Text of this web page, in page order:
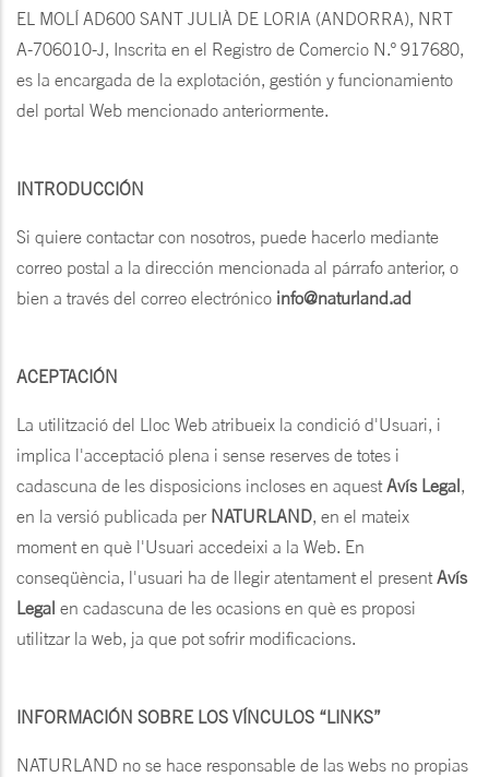
EL MOLÍ AD600 SANT JULIÀ DE LORIA (ANDORRA), NRT
A-706010-J, Inscrita en el Registro de Comercio N.º 917680,
es la encargada de la explotación, gestión y funcionamiento
del portal Web mencionado anteriormente.
INTRODUCCIÓN
Si quiere contactar con nosotros, puede hacerlo mediante
correo postal a la dirección mencionada al párrafo anterior, o
bien a través del correo electrónico info@naturland.ad
ACEPTACIÓN
La utilització del Lloc Web atribueix la condició d'Usuari, i
implica l'acceptació plena i sense reserves de totes i
cadascuna de les disposicions incloses en aquestAvís Legal,
en la versió publicada per NATURLAND, en el mateix
moment en què l'Usuari accedeixi a la Web. En
conseqüència, l'usuari ha de llegir atentament el presentAvís
Legal en cadascuna de les ocasions en què es proposi
utilitzar la web, ja que pot sofrir modificacions.
INFORMACIÓN SOBRE LOS VÍNCULOS “LINKS”
NATURLAND no se hace responsable de las webs no propias